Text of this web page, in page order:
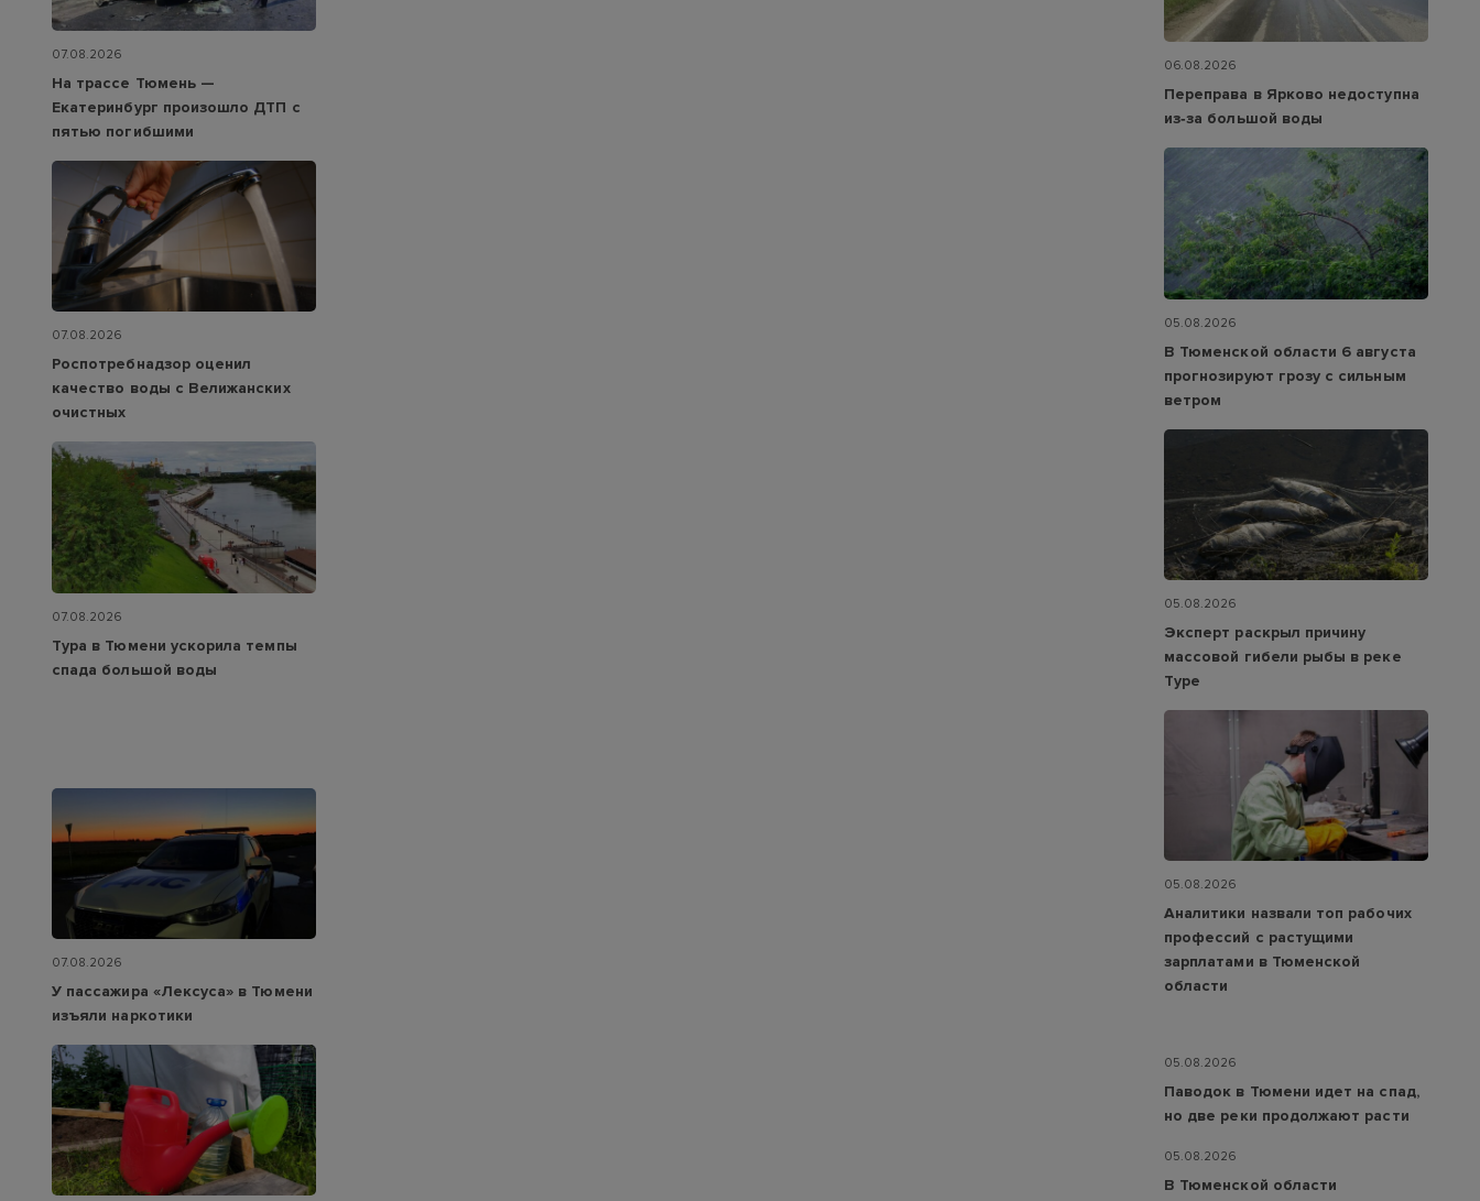
07.08.2026
На трассе Тюмень —
Екатеринбург произошло ДТП с
пятью погибшими
07.08.2026
Роспотребнадзор оценил
качество воды с Велижанских
очистных
07.08.2026
Тура в Тюмени ускорила темпы
спада большой воды
07.08.2026
У пассажира «Лексуса» в Тюмени
изъяли наркотики
06.08.2026
Переправа в Ярково недоступна
из‑за большой воды
05.08.2026
В Тюменской области 6 августа
прогнозируют грозу с сильным
ветром
05.08.2026
Эксперт раскрыл причину
массовой гибели рыбы в реке
Туре
05.08.2026
Аналитики назвали топ рабочих
профессий с растущими
зарплатами в Тюменской
области
05.08.2026
Паводок в Тюмени идет на спад,
но две реки продолжают расти
05.08.2026
В Тюменской области